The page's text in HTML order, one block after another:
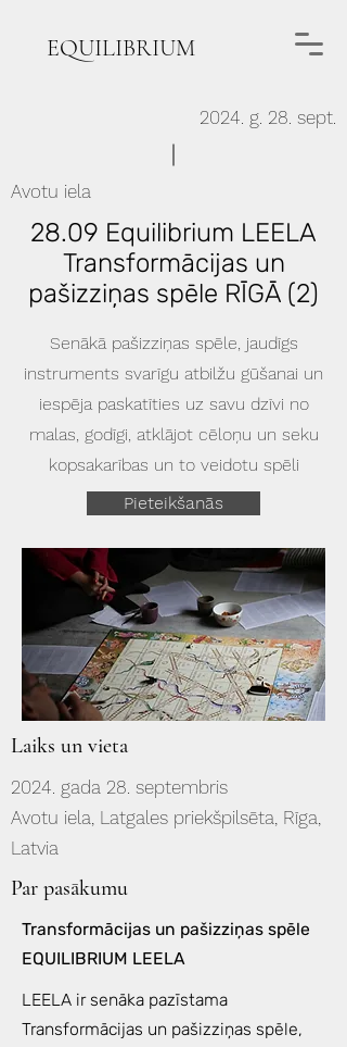
EQUILIBRIUM
2024. g. 28. sept.
Avotu iela
28.09 Equilibrium LEELA
Transformācijas un
pašizziņas spēle RĪGĀ (2)
Senākā pašizziņas spēle, jaudīgs
instruments svarīgu atbilžu gūšanai un
iespēja paskatīties uz savu dzīvi no
malas, godīgi, atklājot cēloņu un seku
kopsakarības un to veidotu spēli
Pieteikšanās
Laiks un vieta
2024. gada 28. septembris
Avotu iela, Latgales priekšpilsēta, Rīga,
Latvia
Par pasākumu
Transformācijas un pašizziņas spēle
EQUILIBRIUM LEELA
LEELA ir senāka pazīstama
Transformācijas un pašizziņas spēle,